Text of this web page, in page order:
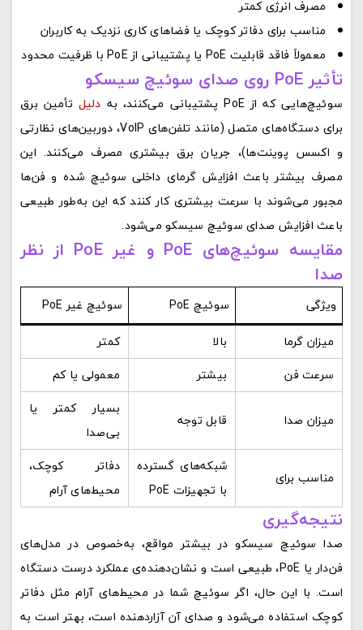
مصرف انرژی کمتر
مناسب برای دفاتر کوچک یا فضاهای کاری نزدیک به کاربران
معمولاً فاقد قابلیت PoE یا پشتیبانی از PoE با ظرفیت محدود
تأثیر PoE روی صدای سوئیچ سیسکو
سوئیچ‌هایی که از PoE پشتیبانی می‌کنند، به دلیل تأمین برق
برای دستگاه‌های متصل (مانند تلفن‌های VoIP، دوربین‌های نظارتی
و اکسس پوینت‌ها)، جریان برق بیشتری مصرف می‌کنند. این
مصرف بیشتر باعث افزایش گرمای داخلی سوئیچ شده و فن‌ها
مجبور می‌شوند با سرعت بیشتری کار کنند که این به‌طور طبیعی
باعث افزایش صدای سوئیچ سیسکو می‌شود.
مقایسه سوئیچ‌های PoE و غیر PoE از نظر
صدا
ویژگی سوئیچ PoE
سوئیچ غیر PoE
میزان گرما
بالا
کمتر
سرعت فن
بیشتر معمولی یا کم
میزان صدا قابل توجه
بسیار کمتر یا
بی‌صدا
مناسب برای
شبکه‌های گسترده
با تجهیزات PoE
دفاتر کوچک،
محیط‌های آرام
نتیجه‌گیری
صدا سوئیچ سیسکو در بیشتر مواقع، به‌خصوص در مدل‌های
فن‌دار یا PoE، طبیعی است و نشان‌دهنده‌ی عملکرد درست دستگاه
است. با این حال، اگر سوئیچ شما در محیط‌های آرام مثل دفاتر
کوچک استفاده می‌شود و صدای آن آزاردهنده است، بهتر است به